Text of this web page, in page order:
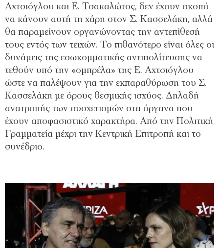
Αχτσιόγλου και Ε. Τσακαλώτος, δεν έχουν σκοπό
να κάνουν αυτή τη χάρη στον Σ. Κασσελάκη, αλλά
θα παραμείνουν οργανώνοντας την αντεπίθεσή
τους εντός των τειχών. Το πιθανότερο είναι όλες οι
δυνάμεις της εσωκομματικής αντιπολίτευσης να
τεθούν υπό την «ομπρέλα» της Ε. Αχτσιόγλου
ώστε να παλέψουν για την εκπαραθύρωση του Σ.
Κασσελάκη με όρους θεσμικής ισχύος. Δηλαδή
ανατροπής των συσχετισμών στα όργανα που
έχουν αποφασιστικό χαρακτήρα. Από την Πολιτική
Γραμματεία μέχρι την Κεντρική Επιτροπή και το
συνέδριο.